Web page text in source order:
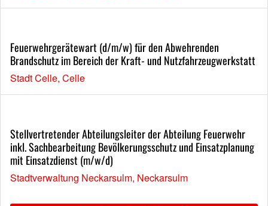
Feuerwehrgerätewart (d/m/w) für den Abwehrenden
Brandschutz im Bereich der Kraft- und Nutzfahrzeugwerkstatt
Stadt Celle, Celle
Stellvertretender Abteilungsleiter der Abteilung Feuerwehr
inkl. Sachbearbeitung Bevölkerungsschutz und Einsatzplanung
mit Einsatzdienst (m/w/d)
Stadtverwaltung Neckarsulm, Neckarsulm